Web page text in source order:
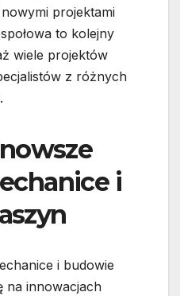
projektami
to kolejny
wiele projektów
z różnych
i
i budowie
na innowacjach